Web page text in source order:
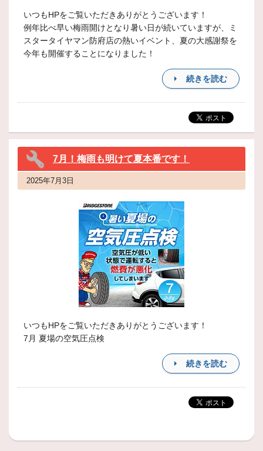
いつもHPをご覧いただきありがとうございます！
例年比べ早い梅雨開けとなり暑い日が続いていますが、ミ
スタータイヤマン防府店の熱いイベント、夏の大感謝祭を
今年も開催することになりました！
続きを読む
7月！梅雨も明けて夏本番です！
2025年7月3日
いつもHPをご覧いただきありがとうございます！
7月 夏場の空気圧点検
続きを読む